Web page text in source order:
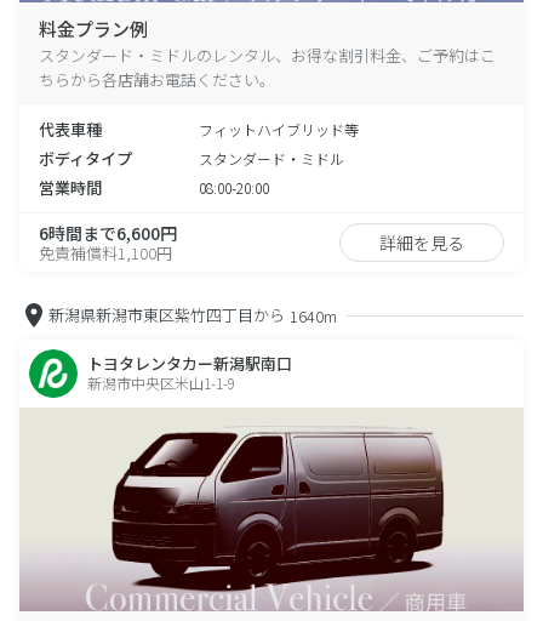
料金プラン例
スタンダード・ミドルのレンタル、お得な割引料金、ご予約はこ
ちらから各店舗お電話ください。
代表車種 フィットハイブリッド等
ボディタイプ スタンダード・ミドル
営業時間 08:00-20:00
6時間まで6,600円
免責補償料1,100円 詳細を見る
新潟県新潟市東区紫竹四丁目から 1640m
トヨタレンタカー新潟駅南口
新潟市中央区米山1-1-9